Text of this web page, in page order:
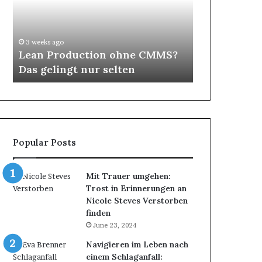
selten3 weeks ago
Lean Production ohne CMMS?
Das gelingt nur selten
Popular Posts
Mit Trauer umgehen:
Trost in Erinnerungen an
Nicole Steves Verstorben
finden
June 23, 2024
Navigieren im Leben nach
einem Schlaganfall: